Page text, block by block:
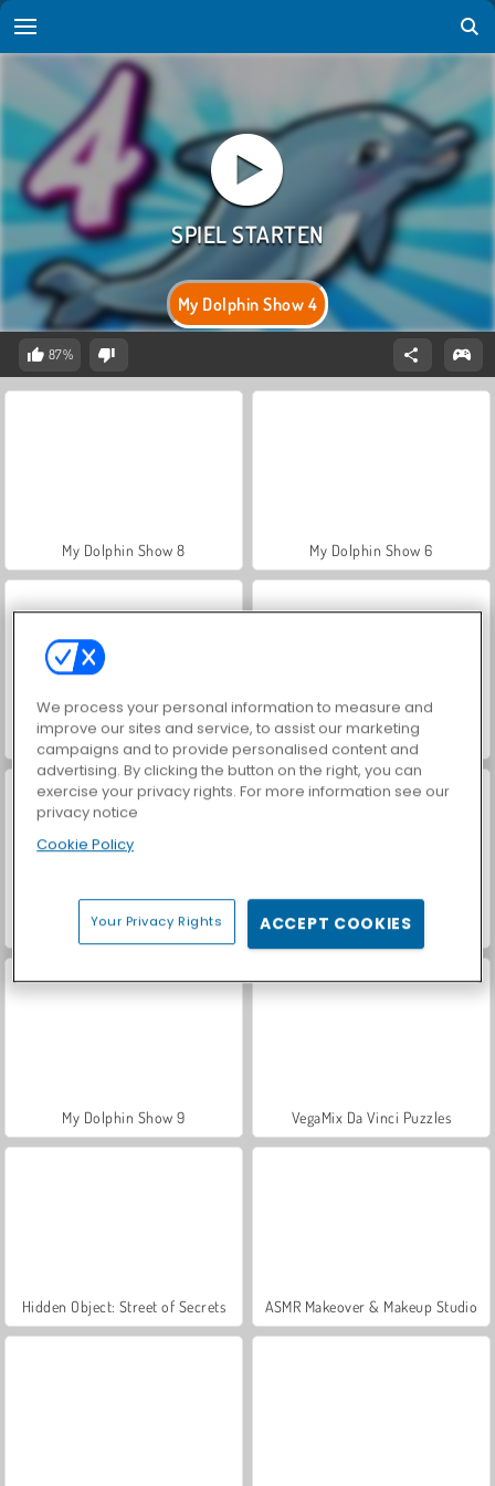
My Dolphin Show 4
87%
My Dolphin Show 8 My Dolphin Show 6
My Dolphin Show 7 My Dolphin Show 5
My Dolphin Show 2 My Dolphin Show
My Dolphin Show 9 VegaMix Da Vinci Puzzles
Hidden Object: Street of Secrets ASMR Makeover & Makeup Studio
We process your personal information to measure and
improve our sites and service, to assist our marketing
campaigns and to provide personalised content and
advertising. By clicking the button on the right, you can
exercise your privacy rights. For more information see our
privacy notice
Cookie Policy
Your Privacy Rights ACCEPT COOKIES